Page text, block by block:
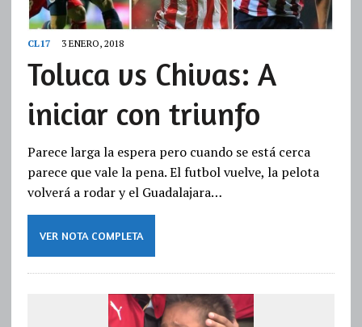
CL17 3 ENERO, 2018
Toluca vs Chivas: A
iniciar con triunfo
Parece larga la espera pero cuando se está cerca
parece que vale la pena. El futbol vuelve, la pelota
volverá a rodar y el Guadalajara…
VER NOTA COMPLETA